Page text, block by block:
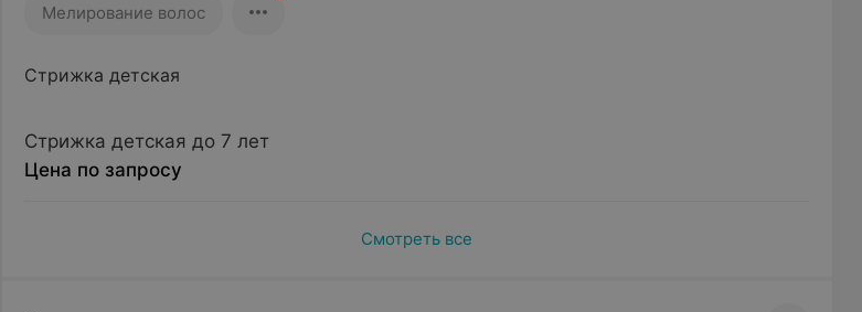
Мелирование волос
Стрижка детская
Стрижка детская до 7 лет
Цена по запросу
Смотреть все